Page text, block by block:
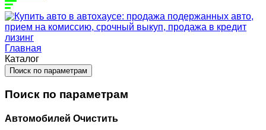
Главная
Каталог
Поиск по параметрам
Поиск по параметрам
Автомобилей Очистить